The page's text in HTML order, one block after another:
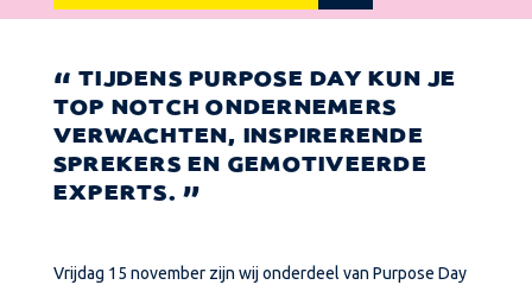
TIJDENS PURPOSE DAY KUN JE
TOP NOTCH ONDERNEMERS
VERWACHTEN, INSPIRERENDE
SPREKERS EN GEMOTIVEERDE
EXPERTS.
Vrijdag 15 november zijn wij onderdeel van Purpose Day